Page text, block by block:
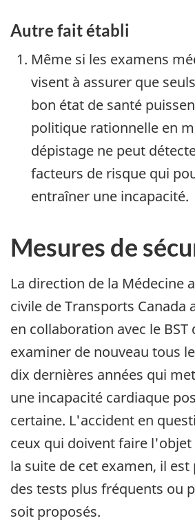
Autre fait établi
Même si les examens
visent à assurer que
bon état de santé
politique rationnelle en
dépistage ne peut
facteurs de risque qui
entraîner une incapacité.
Mesures de
La direction de la Médecine
civile de Transports Canada
en collaboration avec le BST
examiner de nouveau tous
dix dernières années qui
une incapacité cardiaque
certaine. L'accident en
ceux qui doivent faire
la suite de cet examen, il
des tests plus fréquents ou
soit proposés.